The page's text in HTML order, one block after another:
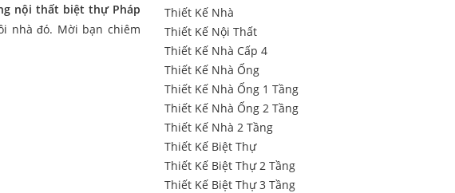
nội thất biệt thự Pháp
nhà đó. Mời bạn chiêm
Thiết Kế Nhà
Thiết Kế Nội Thất
Thiết Kế Nhà Cấp 4
Thiết Kế Nhà Ống
Thiết Kế Nhà Ống 1 Tầng
Thiết Kế Nhà Ống 2 Tầng
Thiết Kế Nhà 2 Tầng
Thiết Kế Biệt Thự
Thiết Kế Biệt Thự 2 Tầng
Thiết Kế Biệt Thự 3 Tầng